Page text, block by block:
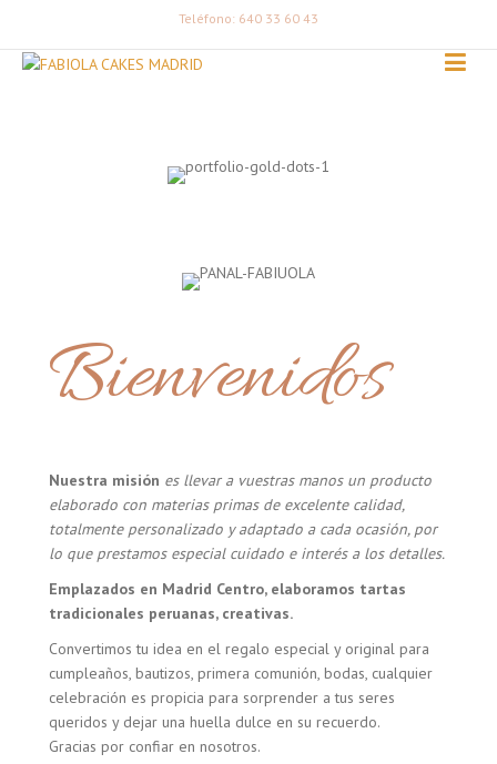
Teléfono: 640 33 60 43
Bienvenidos
Nuestra misión es llevar a vuestras manos un producto
elaborado con materias primas de excelente calidad,
totalmente personalizado y adaptado a cada ocasión, por
lo que prestamos especial cuidado e interés a los detalles.
Emplazados en Madrid Centro, elaboramos tartas
tradicionales peruanas, creativas.
Convertimos tu idea en el regalo especial y original para
cumpleaños, bautizos, primera comunión, bodas, cualquier
celebración es propicia para sorprender a tus seres
queridos y dejar una huella dulce en su recuerdo.
Gracias por confiar en nosotros.